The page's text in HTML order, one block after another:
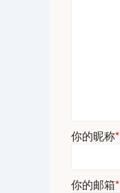
你的昵称*
你的邮箱*